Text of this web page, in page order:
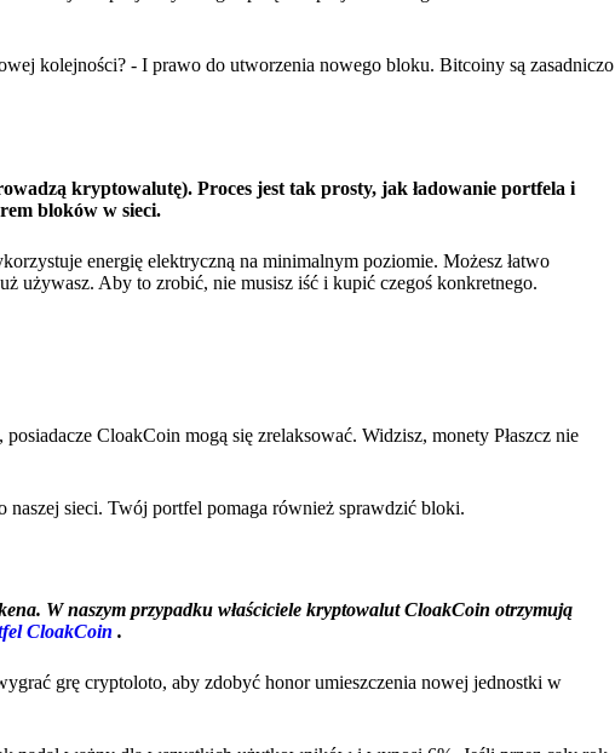
kolejności? - I prawo do utworzenia nowego bloku. Bitcoiny są zasadniczo
kryptowalutę). Proces jest tak prosty, jak ładowanie portfela i
bloków w sieci.
energię elektryczną na minimalnym poziomie. Możesz łatwo
używasz. Aby to zrobić, nie musisz iść i kupić czegoś konkretnego.
CloakCoin mogą się zrelaksować. Widzisz, monety Płaszcz nie
naszej sieci. Twój portfel pomaga również sprawdzić bloki.
W naszym przypadku właściciele kryptowalut CloakCoin otrzymują
CloakCoin .
grę cryptoloto, aby zdobyć honor umieszczenia nowej jednostki w